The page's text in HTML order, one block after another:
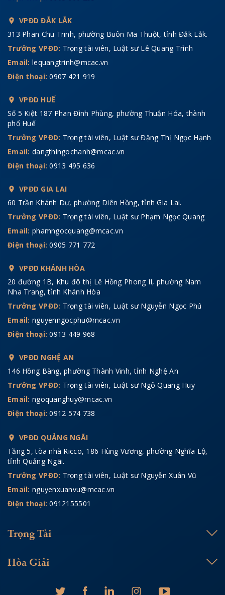
VPĐD ĐẮK LẮK
313 Phan Chu Trinh, phường Buôn Ma Thuột, tỉnh Đắk Lắk.
Trưởng VPĐD: Trọng tài viên, Luật sư Lê Quang Trình
Email: lequangtrinh@mcac.vn
Điện thoại:0907 421 919
VPĐD HUẾ
Số 5 Kiệt 187 Phan Đình Phùng, phường Thuận Hóa, thành
phố Huế
Trưởng VPĐD: Trọng tài viên, Luật sư Đặng Thị Ngọc Hạnh
Email: dangthingochanh@mcac.vn
Điện thoại:0913 495 636
VPĐD GIA LAI
60 Trần Khánh Dư, phường Diên Hồng, tỉnh Gia Lai.
Trưởng VPĐD: Trọng tài viên, Luật sư Phạm Ngọc Quang
Email: phamngocquang@mcac.vn
Điện thoại:0905 771 772
VPĐD KHÁNH HÒA
20 đường 1B, Khu đô thị Lê Hồng Phong II, phường Nam
Nha Trang, tỉnh Khánh Hòa
Trưởng VPĐD: Trọng tài viên, Luật sư Nguyễn Ngọc Phú
Email: nguyenngocphu@mcac.vn
Điện thoại:0913 449 968
VPĐD NGHỆ AN
146 Hồng Bàng, phường Thành Vinh, tỉnh Nghệ An
Trưởng VPĐD: Trọng tài viên, Luật sư Ngô Quang Huy
Email: ngoquanghuy@mcac.vn
Điện thoại:0912 574 738
VPĐD QUẢNG NGÃI
Tầng 5, tòa nhà Ricco, 186 Hùng Vương, phường Nghĩa Lộ,
tỉnh Quảng Ngãi.
Trưởng VPĐD: Trọng tài viên, Luật sư Nguyễn Xuân Vũ
Email: nguyenxuanvu@mcac.vn
Điện thoại:0912155501
Trọng Tài
Hòa Giải